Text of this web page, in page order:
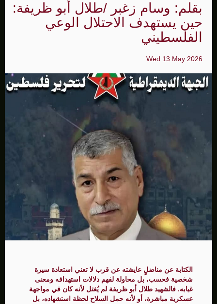
بقلم: وسام زغبر /طلال أبو ظريفة:
حين يستهدف الاحتلال الوعي
الفلسطيني
Wed 13 May 2026
الكتابة عن مناضلٍ عايشته عن قرب لا تعني استعادة سيرة
شخصية فحسب، بل محاولة لفهم دلالات استهدافه ومعنى
غيابه. فالشهيد طلال أبو ظريفة لم يُغتل لأنه كان في مواجهة
عسكرية مباشرة، أو لأنه حمل السلاح لحظة استشهاده، بل